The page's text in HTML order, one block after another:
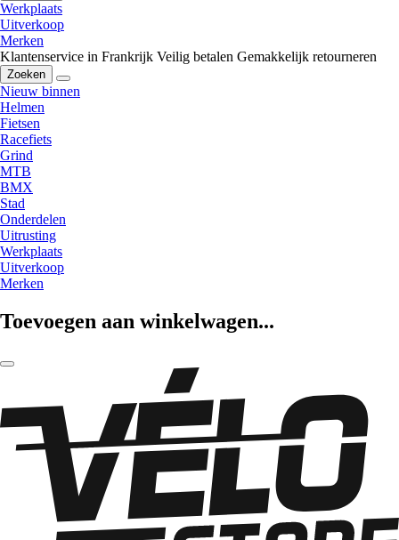
Werkplaats
Uitverkoop
Merken
Klantenservice in Frankrijk Veilig betalen Gemakkelijk retourneren
Zoeken
Nieuw binnen
Helmen
Fietsen
Racefiets
Grind
MTB
BMX
Stad
Onderdelen
Uitrusting
Werkplaats
Uitverkoop
Merken
Toevoegen aan winkelwagen...